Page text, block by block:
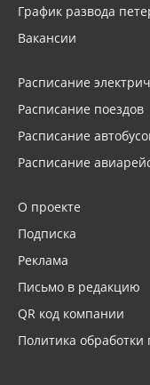
График развода
Вакансии
Расписание
Расписание поездов
Расписание
Расписание
О проекте
Подписка
Реклама
Письмо в редакцию
QR код компании
Политика